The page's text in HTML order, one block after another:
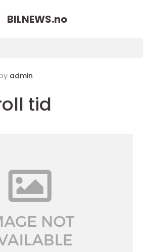
BILNEWS.no
admin
tid